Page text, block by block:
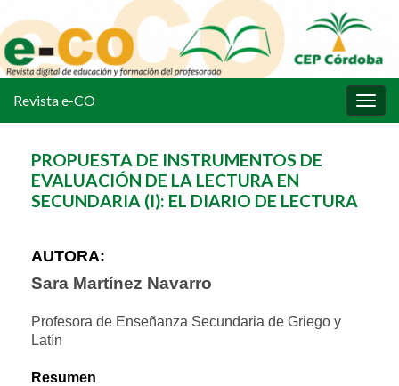
la
Revista e-CO
PROPUESTA DE INSTRUMENTOS DE
EVALUACIÓN DE LA LECTURA EN
SECUNDARIA (I): EL DIARIO DE LECTURA
AUTORA:
Sara Martínez Navarro
Profesora de Enseñanza Secundaria de Griego y
Latín
Resumen